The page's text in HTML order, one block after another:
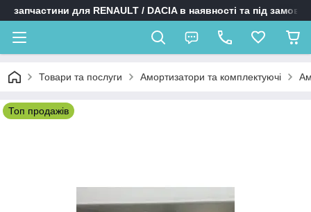
запчастини для RENAULT / DACIA в наявності та під
Товари та послуги Амортизатори та комплектуючі
Топ продажів